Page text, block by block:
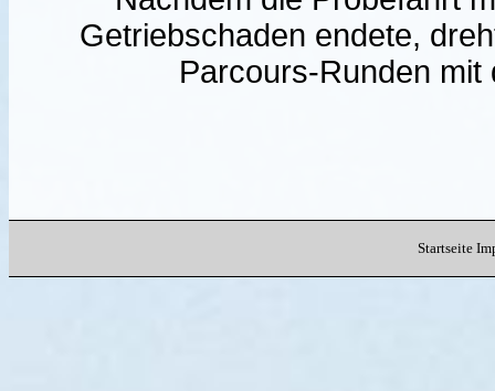
Getriebschaden endete,
Parcours-Runden mit
Startseite